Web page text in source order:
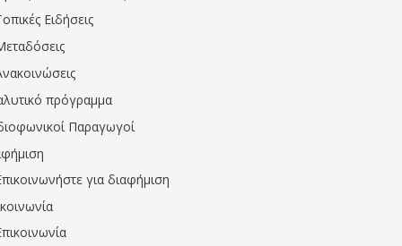
Ειδήσεις
πρόγραμμα
Παραγωγοί
για διαφήμιση